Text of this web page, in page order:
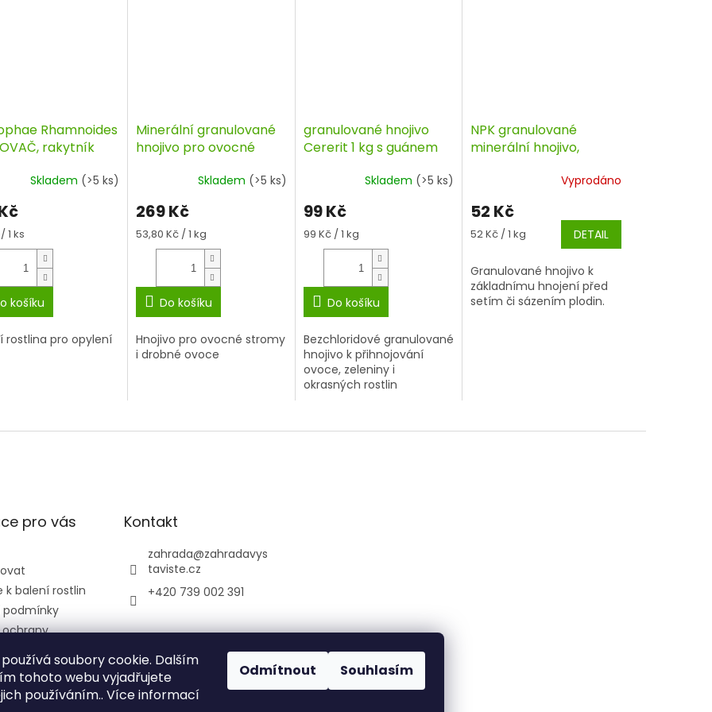
soubory cookie. Dalším
tohoto webu vyjadřujete
používáním.. Více informací
Odmítnout Souhlasím
Rhamnoides
rakytník
kontejner
Skladem (>5 ks)
1 ks
košíku
rostlina pro opylení
Minerální granulované
hnojivo pro ovocné
5 kg, AGROSkladem (>5 ks)
269 Kč
Měrná
cena:
53,80 Kč / 1 kg
Do košíku
Hnojivo pro ovocné stromy
i drobné ovoce
granulované hnojivo
Cererit 1 kg s guánem
Skladem (>5 ks)
99 Kč
Měrná
cena:
99 Kč / 1 kg
Do košíku
Bezchloridové granulované
hnojivo k přihnojování
ovoce, zeleniny i
okrasných rostlin
NPK granulované
minerální hnojivo,
Vyprodáno
52 Kč
Měrná
52 Kč / 1 kg DETAIL
Granulované hnojivo k
základnímu hnojení před
setím či sázením plodin.
pro vás
k balení rostlin
a
Kontakt
zahrada@zahradavys
taviste.cz
+420 739 002 391